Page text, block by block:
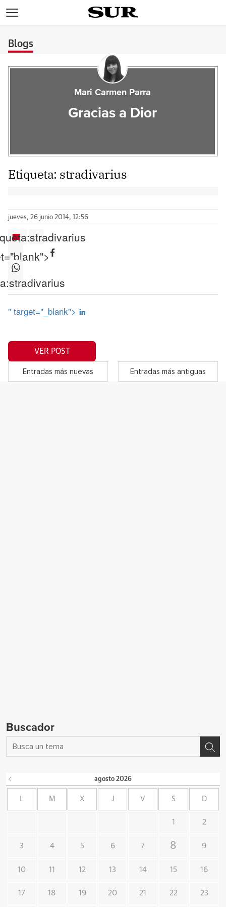
Blogs
Mari Carmen Parra
Gracias a Dior
Etiqueta: stradivarius
jueves, 26 junio 2014, 12:56
stradivarius
stradivarius
" target="_blank">
VER POST
Entradas más nuevas Entradas más antiguas
Buscador
agosto 2026
L M X J V S D
1 2
3 4 5 6 7 8 9
10 11 12 13 14 15 16
17 18 19 20 21 22 23